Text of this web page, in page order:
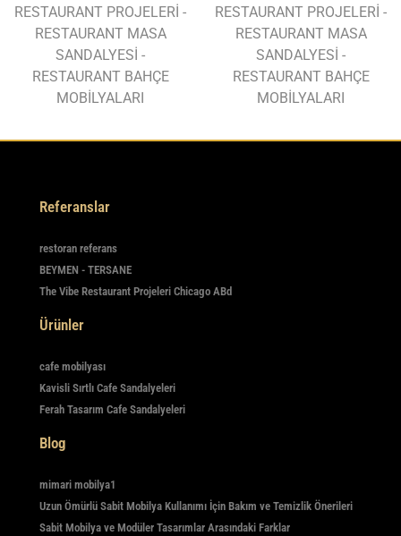
RESTAURANT PROJELERİ -
RESTAURANT MASA
SANDALYESİ -
RESTAURANT BAHÇE
MOBİLYALARI
RESTAURANT PROJELERİ -
RESTAURANT MASA
SANDALYESİ -
RESTAURANT BAHÇE
MOBİLYALARI
Referanslar
restoran referans
BEYMEN - TERSANE
The Vibe Restaurant Projeleri Chicago ABd
Ürünler
cafe mobilyası
Kavisli Sırtlı Cafe Sandalyeleri
Ferah Tasarım Cafe Sandalyeleri
Blog
mimari mobilya1
Uzun Ömürlü Sabit Mobilya Kullanımı İçin Bakım ve Temizlik Önerileri
Sabit Mobilya ve Modüler Tasarımlar Arasındaki Farklar